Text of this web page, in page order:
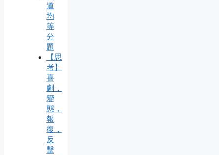
道
均
等
分
題
【思
考】
喜
劇，
變
態，
報
復，
反
擊